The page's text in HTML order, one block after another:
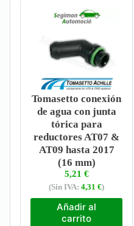
Tomasetto conexión
de agua con junta
tórica para
reductores AT07 &
AT09 hasta 2017
(16 mm)
5,21 €
(Sin IVA: 4,31 €)
Añadir al
carrito